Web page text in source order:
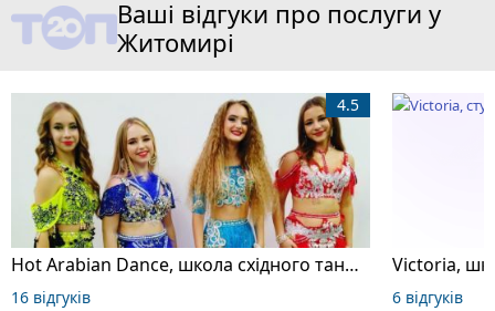
Ваші відгуки про послуги у
Житомирі
Hot Arabian Dance, школа східного танцю
4.5
16 відгуків
6 відгуків